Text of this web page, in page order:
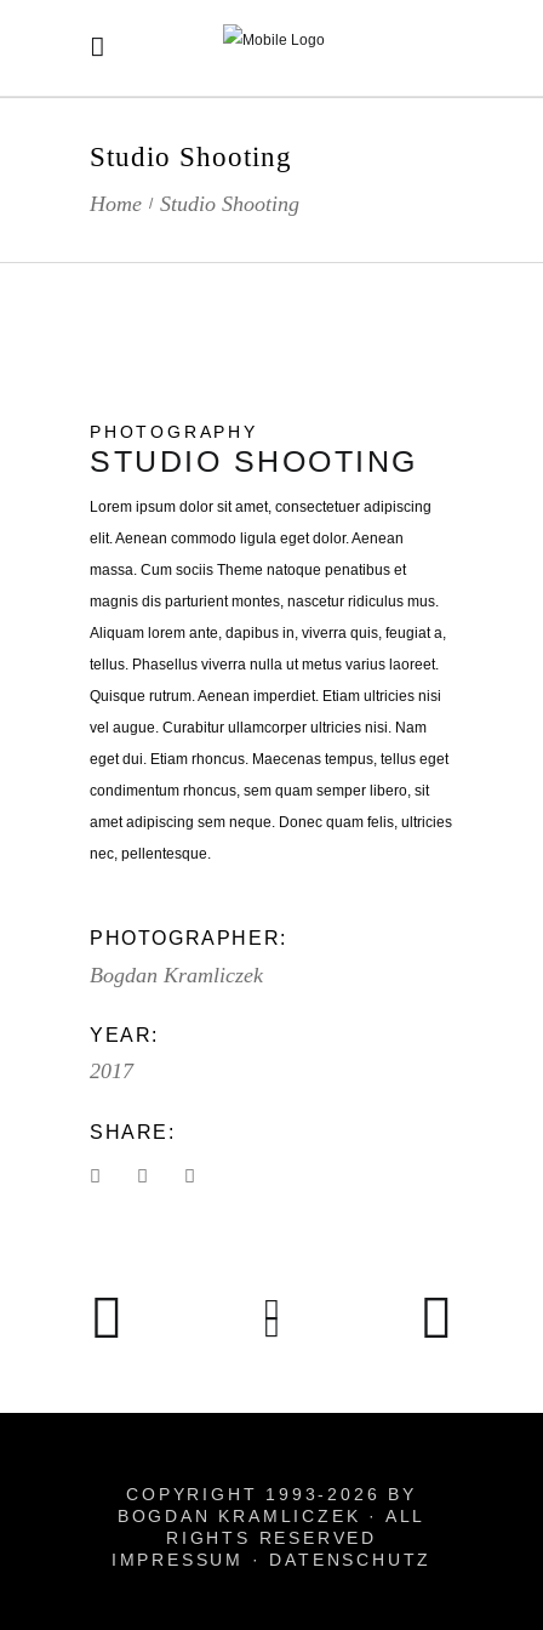
Studio Shooting
Home / Studio Shooting
PHOTOGRAPHY
STUDIO SHOOTING
Lorem ipsum dolor sit amet, consectetuer adipiscing
elit. Aenean commodo ligula eget dolor. Aenean
massa. Cum sociis Theme natoque penatibus et
magnis dis parturient montes, nascetur ridiculus mus.
Aliquam lorem ante, dapibus in, viverra quis, feugiat a,
tellus. Phasellus viverra nulla ut metus varius laoreet.
Quisque rutrum. Aenean imperdiet. Etiam ultricies nisi
vel augue. Curabitur ullamcorper ultricies nisi. Nam
eget dui. Etiam rhoncus. Maecenas tempus, tellus eget
condimentum rhoncus, sem quam semper libero, sit
amet adipiscing sem neque. Donec quam felis, ultricies
nec, pellentesque.
PHOTOGRAPHER:
Bogdan Kramliczek
YEAR:
2017
SHARE:
COPYRIGHT 1993-2026 BY
BOGDAN KRAMLICZEK · ALL
RIGHTS RESERVED
IMPRESSUM
· DATENSCHUTZ